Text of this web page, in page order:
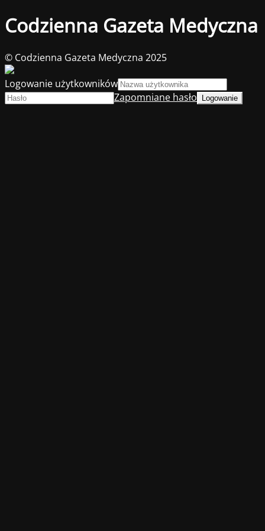
Codzienna Gazeta Medyczna
© Codzienna Gazeta Medyczna 2025
Logowanie użytkowników
Zapomniane hasło